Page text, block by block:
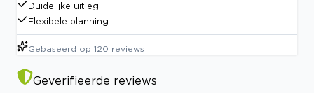
Duidelijke uitleg
Flexibele planning
Gebaseerd op 120 reviews
Geverifieerde reviews